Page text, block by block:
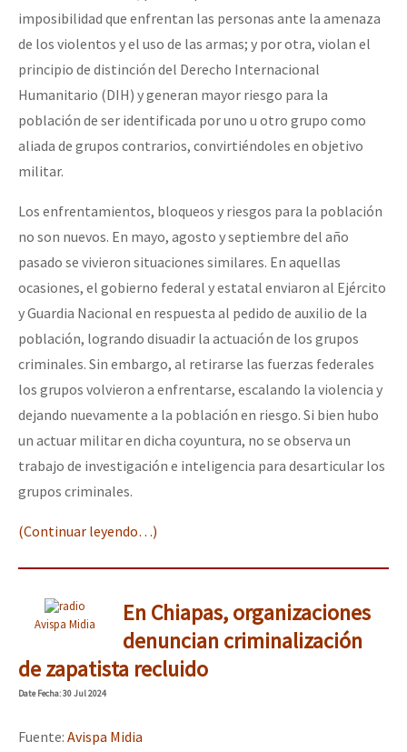
imposibilidad que enfrentan las personas ante la amenaza
de los violentos y el uso de las armas; y por otra, violan el
principio de distinción del Derecho Internacional
Humanitario (DIH) y generan mayor riesgo para la
población de ser identificada por uno u otro grupo como
aliada de grupos contrarios, convirtiéndoles en objetivo
militar.
Los enfrentamientos, bloqueos y riesgos para la población
no son nuevos. En mayo, agosto y septiembre del año
pasado se vivieron situaciones similares. En aquellas
ocasiones, el gobierno federal y estatal enviaron al Ejército
y Guardia Nacional en respuesta al pedido de auxilio de la
población, logrando disuadir la actuación de los grupos
criminales. Sin embargo, al retirarse las fuerzas federales
los grupos volvieron a enfrentarse, escalando la violencia y
dejando nuevamente a la población en riesgo. Si bien hubo
un actuar militar en dicha coyuntura, no se observa un
trabajo de investigación e inteligencia para desarticular los
grupos criminales.
(Continuar leyendo…)
Avispa Midia
En Chiapas, organizaciones
denuncian criminalización
de zapatista recluido
DateFecha: 30 Jul 2024
Fuente: Avispa Midia